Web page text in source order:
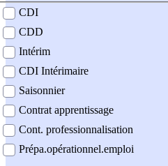
contrat
CDI
CDD
Intérim
CDI Intérimaire
Saisonnier
Contrat apprentissage
Cont. professionnalisation
Prépa.opérationnel.emploi